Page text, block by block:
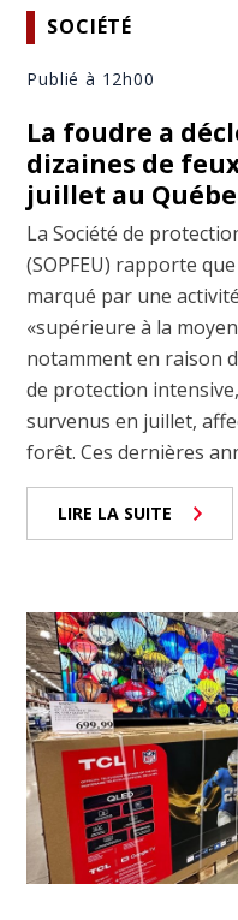
SOCIÉTÉ
Publié à 12h00
La foudre a
dizaines de
juillet au
La Société de
(SOPFEU) rapporte
marqué par une
«supérieure à la
notamment en raison
de protection
survenus en juillet,
forêt. Ces dernières
LIRE LA SUITE